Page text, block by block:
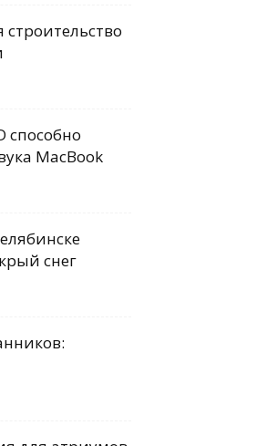
строительство
способно
MacBook
снег